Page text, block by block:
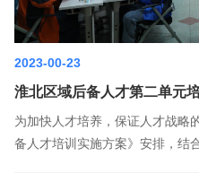
2023-00-23
淮北区域后备人才第二单元
为加快人才培养，保证人才战略
备人才培训实施方案》安排，结